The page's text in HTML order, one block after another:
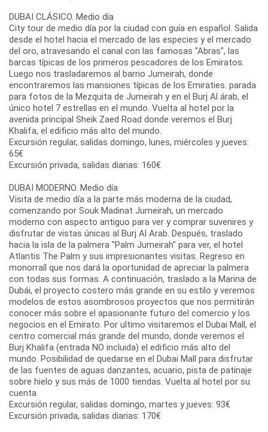
DUBAI CLÁSICO. Medio día
City tour de medio día por la ciudad con guía en español. Salida
desde el hotel hacia el mercado de las especies y el mercado
del oro, atravesando el canal con las famosas "Abras", las
barcas típicas de los primeros pescadores de los Emiratos.
Luego nos trasladaremos al barrio Jumeirah, donde
encontraremos las mansiones típicas de los Emiraties. parada
para fotos de la Mezquita de Jumeirah y en el Burj Al árab, el
único hotel 7 estrellas en el mundo. Vuelta al hotel por la
avenida principal Sheik Zaed Road donde veremos el Burj
Khalifa, el edificio más alto del mundo.
Excursión regular, salidas domingo, lunes, miércoles y jueves:
65€
Excursión privada, salidas diarias: 160€
DUBAI MODERNO. Medio día
Visita de medio día a la parte más moderna de la ciudad,
comenzando por Souk Madinat Jumeirah, un mercado
moderno con aspecto antiguo para ver y comprar suvenires y
disfrutar de vistas únicas al Burj Al Arab. Después, traslado
hacia la isla de la palmera "Palm Jumeirah" para ver, el hotel
Atlantis The Palm y sus impresionantes visitas. Regreso en
monorraíl que nos dará la oportunidad de apreciar la palmera
con todas sus formas. A continuación, traslado a la Marina de
Dubái, el proyecto costero más grande en su estilo y veremos
modelos de estos asombrosos proyectos que nos permitirán
conocer más sobre el apasionante futuro del comercio y los
negocios en el Emirato. Por ultimo visitaremos el Dubai Mall, el
centro comercial más grande del mundo, donde veremos el
Burj Khalifa (entrada NO incluida) el edificio más alto del
mundo. Posibilidad de quedarse en el Dubai Mall para disfrutar
de las fuentes de aguas danzantes, acuario, pista de patinaje
sobre hielo y sus más de 1000 tiendas. Vuelta al hotel por su
cuenta
Excursión regular, salidas domingo, martes y jueves: 93€
Excursión privada, salidas diarias: 170€